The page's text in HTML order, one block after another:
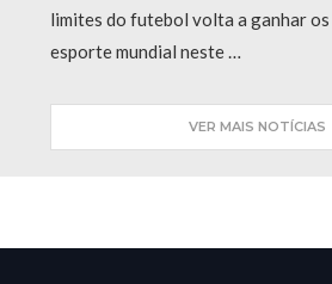
limites do futebol volta a ganhar
esporte mundial neste …
VER MAIS NOTÍCIAS